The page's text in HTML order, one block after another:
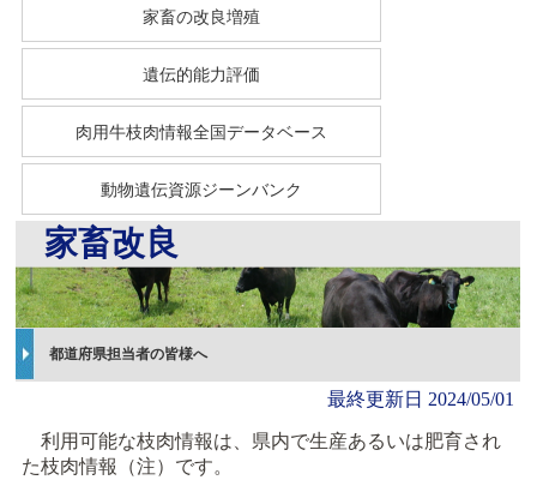
家畜の改良増殖
遺伝的能力評価
肉用牛枝肉情報全国データベース
動物遺伝資源ジーンバンク
家畜改良
都道府県担当者の皆様へ
最終更新日 2024/05/01
利用可能な枝肉情報は、県内で生産あるいは肥育され
た枝肉情報（注）です。